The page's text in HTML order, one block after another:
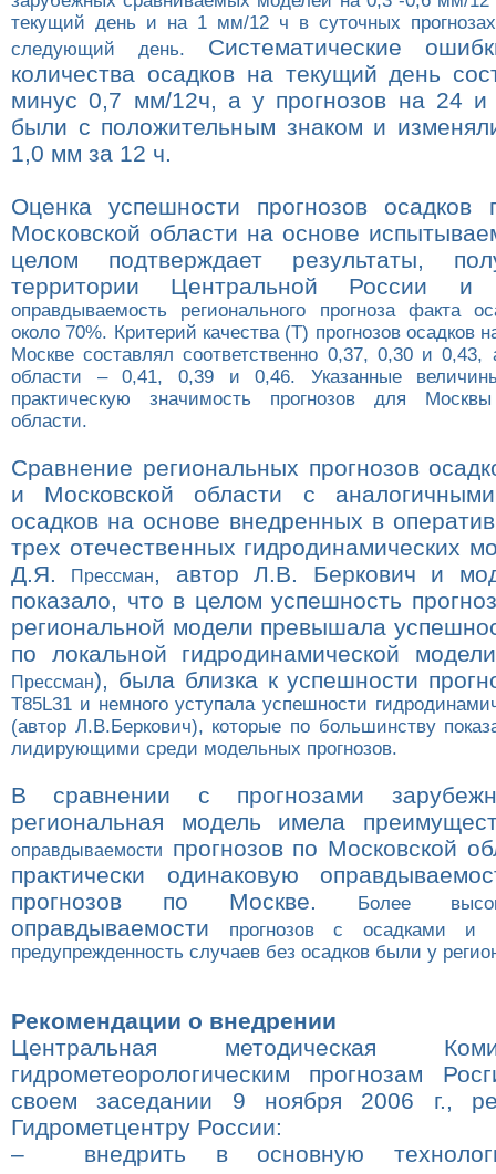
текущий день и на 1 мм/12 ч в суточных
следующий день. Систематические
количества осадков на текущий день
минус 0,7 мм/12ч, а у прогнозов на 24
были с положительным знаком и
1,0 мм за 12 ч.
Оценка успешности прогнозов
Московской области на основе
целом подтверждает результаты,
территории Центральной России и
оправдываемость регионального прогноза факта
около 70%. Критерий качества (Т) прогнозов осадков
Москве составлял соответственно 0,37, 0,30 и 0,43,
области – 0,41, 0,39 и 0,46. Указанные
практическую значимость прогнозов для
области.
Сравнение региональных прогнозов
и Московской области с
осадков на основе внедренных в
трех отечественных гидродинамических
Д.Я.
Прессман
, автор Л.В. Беркович и
показало, что в целом успешность
региональной модели превышала
по локальной гидродинамической
Прессман), была близка к успешности
Т85L31 и немного уступала успешности
(автор Л.В.Беркович), которые по большинству
лидирующими среди модельных прогнозов.
В сравнении с прогнозами
региональная модель имела
оправдываемости
прогнозов по Московской
практически одинаковую
прогнозов по Москве.
Более
оправдываемости прогнозов с осадками и
предупрежденность случаев без осадков были у
Рекомендации о внедрении
Центральная методическая
гидрометеорологическим прогнозам
своем заседании 9 ноября 2006 г.,
Гидрометцентру России:
– внедрить в основную